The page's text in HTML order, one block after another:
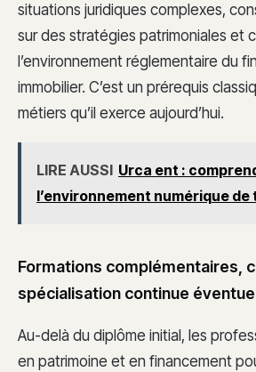
situations juridiques complexes,
sur des stratégies patrimoniales et
l’environnement réglementaire du
immobilier. C’est un prérequis
métiers qu’il exerce aujourd’hui.
LIRE AUSSI Urca ent :
l’environnement numérique de
Formations complémentaires,
spécialisation continue
Au-delà du diplôme initial, les
en patrimoine et en financement